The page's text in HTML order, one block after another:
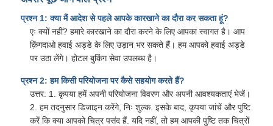
प्रश्न 1: क्या मैं आदेश से पहले आपके कारखाने का दौरा कर सकता हूं?
एः क्यों नहीं? हमारे कारखाने का दौरा करने के लिए आपका स्वागत है। आप
क़िंगदाओ हवाई अड्डे के लिए उड़ान भर सकते हैं। हम आपको हवाई अड्डे
पर उठा लेंगे। होटल बुकिंग सेवा उपलब्ध है।
प्रश्न 2: हम किसी परियोजना पर कैसे सहयोग करते हैं?
उत्तर: 1. कृपया हमें अपनी परियोजना विवरण और अपनी आवश्यकताएं भेजें।
2. हम तदनुसार डिजाइन करेंगे, निः शुल्क. इसके बाद, कृपया जांचें और पुष्टि
करें कि क्या आपको चित्र पसंद हैं. यदि नहीं, तो हम आपकी पुष्टि तक चित्रों